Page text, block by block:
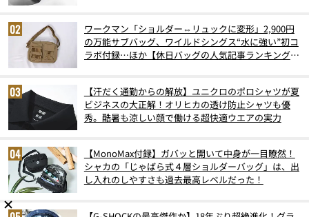
ワークマン「ショルダー⇔リュックに変形」2,900円
の万能サブバッグ、ワイルドシングス“水に強い”初コ
ラボ付録…ほか【休日バッグの人気記事ランキングベ
【汗だく通勤からの解放】ユニクロのポロシャツが夏
ビジネスの大正解！オリヒカの透け防止シャツも優
秀。酷暑も涼しい顔で働ける超快適ウエアの実力
【MonoMax付録】ガバッと開いて中身が一目瞭然！
シャカの「じゃばら式４層ショルダーバッグ」は、出
し入れのしやすさも過去最高レベルだった！